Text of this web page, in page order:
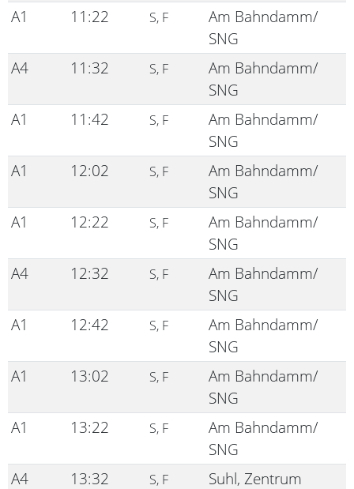
A1
11:22 S, F
Am Bahndamm/
SNG
A4
11:32 S, F
Am Bahndamm/
SNG
A1
11:42 S, F
Am Bahndamm/
SNG
A1
12:02 S, F
Am Bahndamm/
SNG
A1
12:22 S, F
Am Bahndamm/
SNG
A4
12:32 S, F
Am Bahndamm/
SNG
A1
12:42 S, F
Am Bahndamm/
SNG
A1
13:02 S, F
Am Bahndamm/
SNG
A1
13:22 S, F
Am Bahndamm/
SNG
A4
13:32 S, F
Suhl, Zentrum